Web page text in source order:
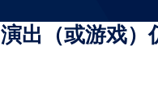
演出（或游戏